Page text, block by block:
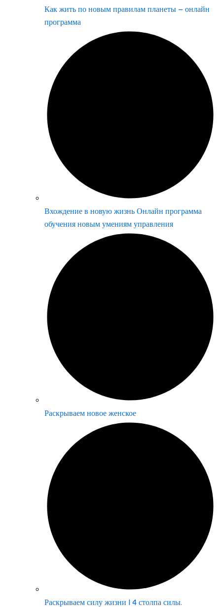
Как жить по новым правилам планеты – онлайн
программа
Вхождение в новую жизнь Онлайн программа
обучения новым умениям управления
Раскрываем новое женское
Раскрываем силу жизни | 4 столпа силы.